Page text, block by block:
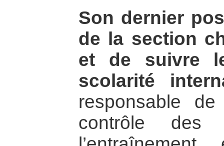
Son dernier
de la section
et de suivre
scolarité
responsable
contrôle des